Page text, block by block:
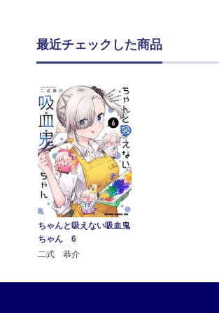
最近チェックした商品
ちゃんと吸えない吸血鬼
ちゃん 6
二式 恭介